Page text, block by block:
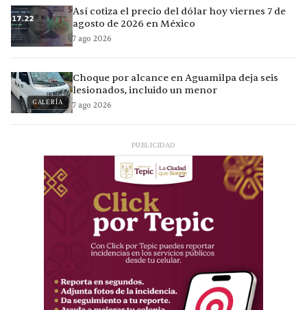
Así cotiza el precio del dólar hoy viernes 7 de
agosto de 2026 en México
7 ago 2026
GALERÍA
Choque por alcance en Aguamilpa deja seis
lesionados, incluido un menor
7 ago 2026
PUBLICIDAD